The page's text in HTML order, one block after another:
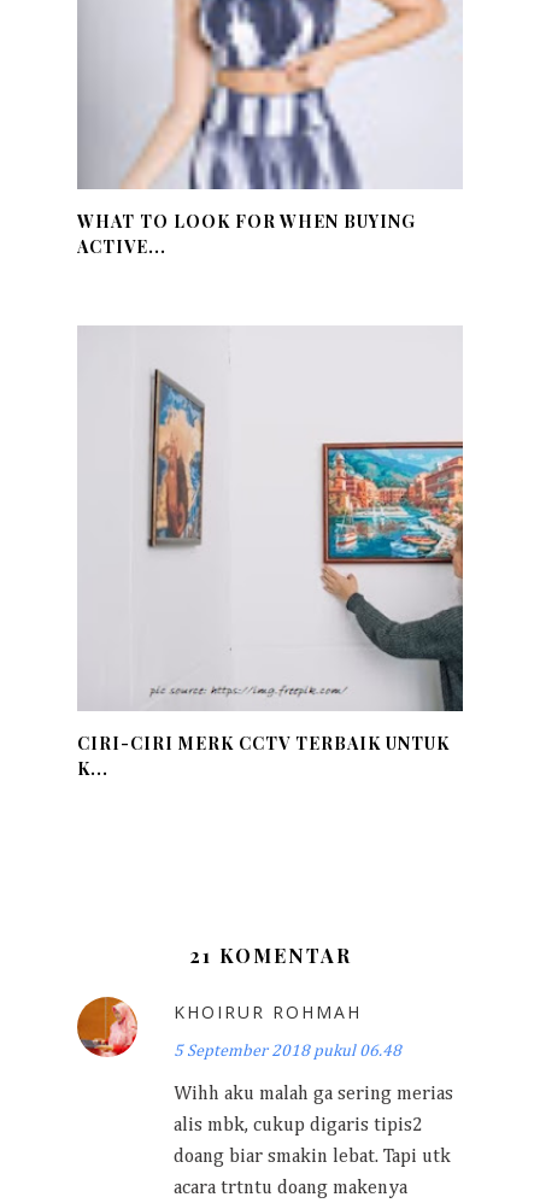
WHAT TO LOOK FOR WHEN BUYING
ACTIVE...
CIRI-CIRI MERK CCTV TERBAIK UNTUK
K...
21 KOMENTAR
KHOIRUR ROHMAH
5 September 2018 pukul 06.48
Wihh aku malah ga sering merias
alis mbk, cukup digaris tipis2
doang biar smakin lebat. Tapi utk
acara trtntu doang makenya